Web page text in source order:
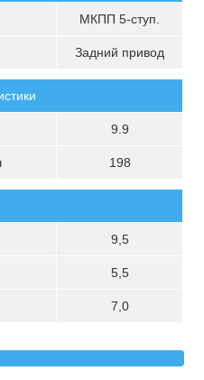
МКПП 5-ступ.
Задний привод
9.9
198
9,5
5,5
7,0